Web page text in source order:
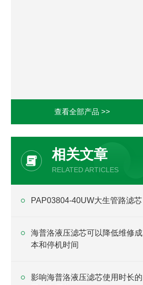
查看全部产品 >>
相关文章
RELATED ARTICLES
PAP03804-40UW大生管路滤芯
海普洛液压滤芯可以降低维修成
本和停机时间
影响海普洛液压滤芯使用时长的